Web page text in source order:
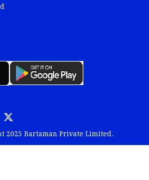
2025 Bartaman Private Limited.